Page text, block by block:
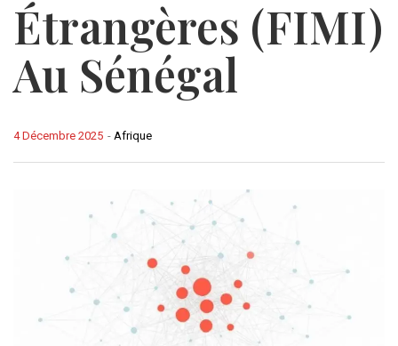
Étrangères (FIMI)
Au Sénégal
- Afrique
4 Décembre 2025